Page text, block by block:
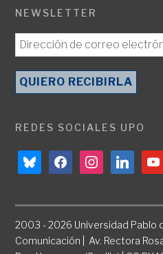
NEWSLETTER
REDES SOCIALES UPO
blueskyfacebookinstagramlinkedin
2003 - 2026 Universidad Pablo
Comunicación | Av. Rectora